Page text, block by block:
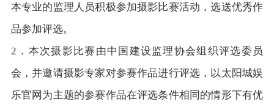
本专业的监理人员积极参加摄影比赛活动，选送优秀作
品参加评选。
2．本次摄影比赛由中国建设监理协会组织评选委员
会，并邀请摄影专家对参赛作品进行评选，以太阳城娱
乐官网为主题的参赛作品在评选条件相同的情形下有优